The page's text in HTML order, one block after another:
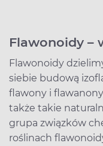
Flawonoidy –
Flawonoidy
siebie budową
flawony i
także takie
grupa związków
roślinach